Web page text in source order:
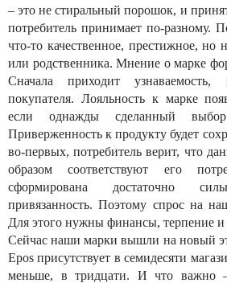
– это не стиральный порошок, и
потребитель принимает по-разному.
что-то качественное, престижное, но
или родственника. Мнение о марке
Сначала приходит узнаваемость,
покупателя. Лояльность к марке
если однажды сделанный
Приверженность к продукту будет
во-первых, потребитель верит, что
образом соответствуют его
сформирована достаточно
привязанность. Поэтому спрос на
Для этого нужны финансы, терпение и
Сейчас наши марки вышли на новый
Epos присутствует в семидесяти
меньше, в тридцати. И что важно